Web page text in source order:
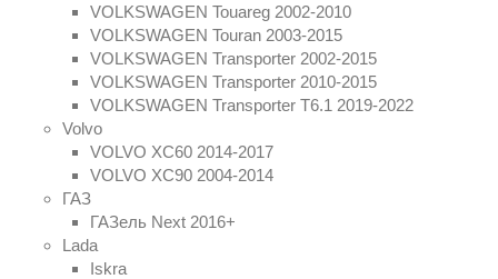
VOLKSWAGEN Touareg 2002-2010
VOLKSWAGEN Touran 2003-2015
VOLKSWAGEN Transporter 2002-2015
VOLKSWAGEN Transporter 2010-2015
VOLKSWAGEN Transporter T6.1 2019-2022
Volvo
VOLVO XC60 2014-2017
VOLVO XC90 2004-2014
ГАЗ
ГАЗель Next 2016+
Lada
Iskra